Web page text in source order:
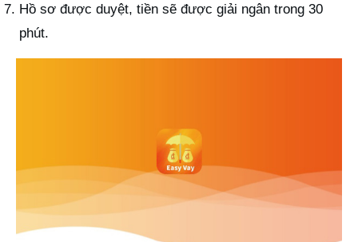
Hồ sơ được duyệt, tiền sẽ được giải ngân trong 30
phút.